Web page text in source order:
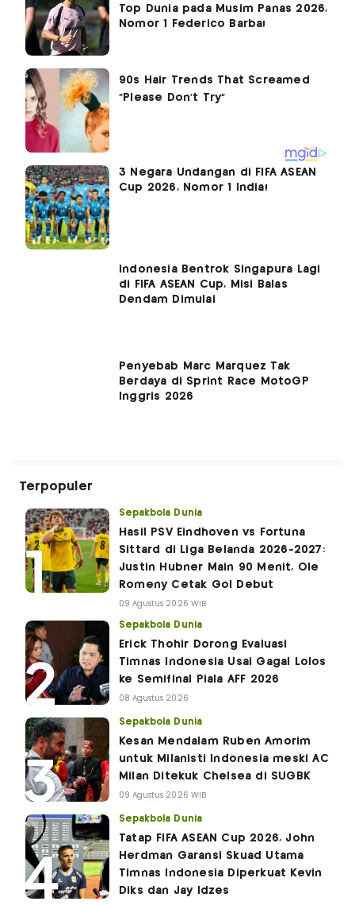
Top Dunia pada Musim Panas 2026,
Nomor 1 Federico Barba!
3 Negara Undangan di FIFA ASEAN
Cup 2026, Nomor 1 India!
Indonesia Bentrok Singapura Lagi
di FIFA ASEAN Cup, Misi Balas
Dendam Dimulai
Penyebab Marc Marquez Tak
Berdaya di Sprint Race MotoGP
Inggris 2026
Terpopuler
Sepakbola Dunia
Hasil PSV Eindhoven vs Fortuna
Sittard di Liga Belanda 2026-2027:
Justin Hubner Main 90 Menit, Ole
Romeny Cetak Gol Debut
09 Agustus 2026 WIB
Sepakbola Dunia
Erick Thohir Dorong Evaluasi
Timnas Indonesia Usai Gagal Lolos
ke Semifinal Piala AFF 2026
08 Agustus 2026
Sepakbola Dunia
Kesan Mendalam Ruben Amorim
untuk Milanisti Indonesia meski AC
Milan Ditekuk Chelsea di SUGBK
09 Agustus 2026 WIB
Sepakbola Dunia
Tatap FIFA ASEAN Cup 2026, John
Herdman Garansi Skuad Utama
Timnas Indonesia Diperkuat Kevin
Diks dan Jay Idzes